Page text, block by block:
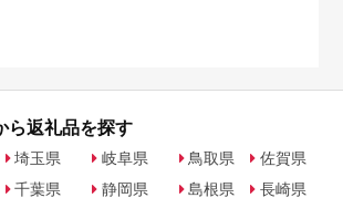
ら返礼品を探す
埼玉県
千葉県
岐阜県
静岡県
鳥取県
島根県
佐賀県
長崎県